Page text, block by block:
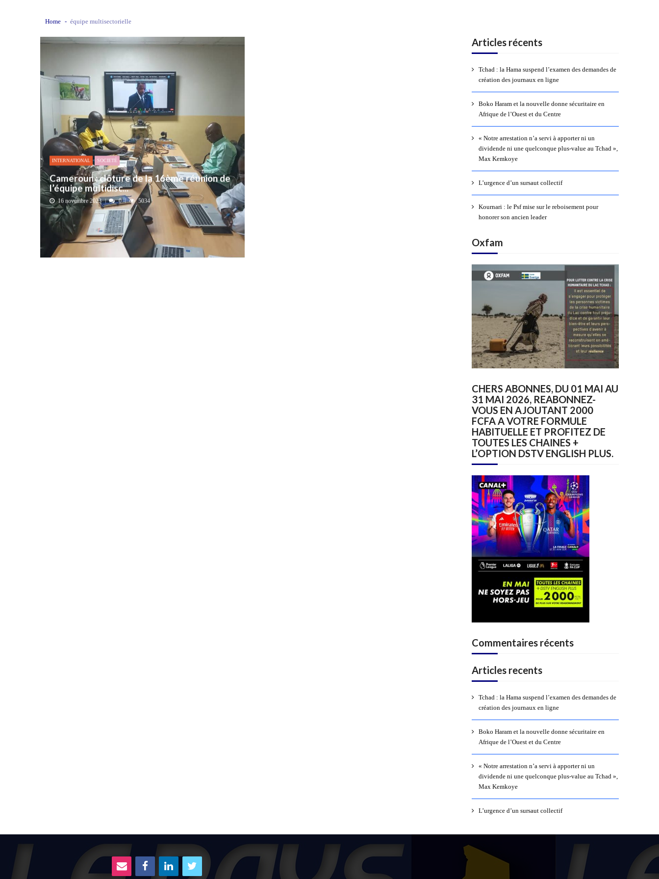
Tchad : la Hama suspend l’examen des demandes de création des journaux en ligne...
« Notre arrestation n’a servi à apporter ni un dividende ni une quelconque plus-...
Home équipe multisectorielle
INTERNATIONAL SOCIETÉ
Cameroun : clôture de la 16ème réunion de
l’équipe multidisc...
16 novembre 2023 0 5034
Articles récents
Tchad : la Hama suspend l’examen des demandes de
création des journaux en ligne
Boko Haram et la nouvelle donne sécuritaire en
Afrique de l’Ouest et du Centre
« Notre arrestation n’a servi à apporter ni un
dividende ni une quelconque plus-value au Tchad »,
Max Kemkoye
L’urgence d’un sursaut collectif
Kournari : le Psf mise sur le reboisement pour
honorer son ancien leader
Oxfam
CHERS ABONNES, DU 01 MAI AU
31 MAI 2026, REABONNEZ-
VOUS EN AJOUTANT 2000
FCFA A VOTRE FORMULE
HABITUELLE ET PROFITEZ DE
TOUTES LES CHAINES +
L’OPTION DSTV ENGLISH PLUS.
Commentaires récents
Articles recents
Tchad : la Hama suspend l’examen des demandes de
création des journaux en ligne
Boko Haram et la nouvelle donne sécuritaire en
Afrique de l’Ouest et du Centre
« Notre arrestation n’a servi à apporter ni un
dividende ni une quelconque plus-value au Tchad »,
Max Kemkoye
L’urgence d’un sursaut collectif